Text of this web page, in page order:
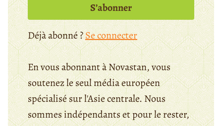
S’abonner
Déjà abonné ?Se connecter
En vous abonnant à Novastan, vous
soutenez le seul média européen
spécialisé sur l'Asie centrale. Nous
sommes indépendants et pour le rester,